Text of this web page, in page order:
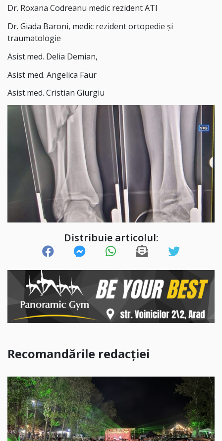
Dr. Roxana Codreanu medic rezident ATI
Dr. Giada Baroni, medic rezident ortopedie și
traumatologie
Asist.med. Delia Demian,
Asist med. Angelica Faur
Asist.med. Cristian Giurgiu
Distribuie articolul:
Recomandările redacției